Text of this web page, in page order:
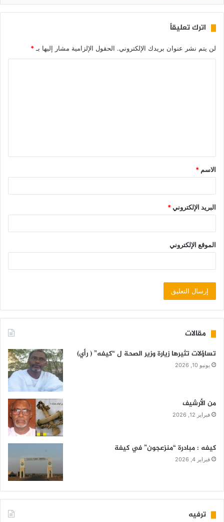
اترك تعليقاً
لن يتم نشر عنوان بريدك الإلكتروني. الحقول الإلزامية مشار إليها بـ*
الاسم *
البريد الإلكتروني*
الموقع الإلكتروني
مقالات
تساؤلات تثيرها زيارة وزير الصحة ل “كيفه” ( رأي)
يونيو 10, 2026
من الأرشيف
فبراير 12, 2026
كيفه : مبادرة “منزعجون” في كيفة
فبراير 4, 2026
ترفيه